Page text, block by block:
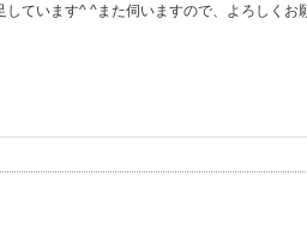
ています^ ^また伺いますので、よろしくお